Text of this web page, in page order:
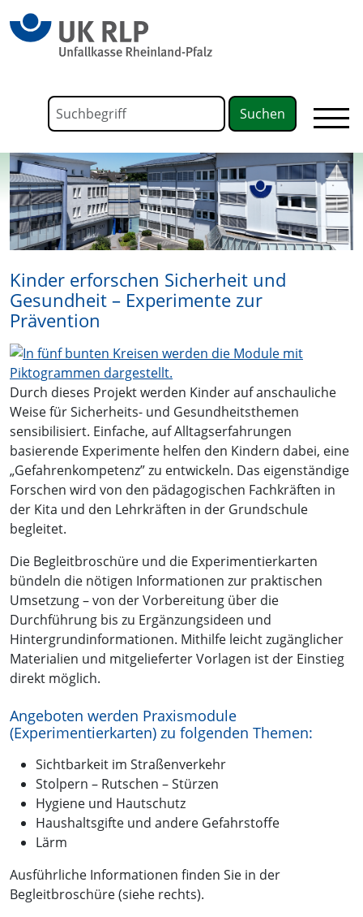
Formular für die Volltextsuche
Kinder erforschen Sicherheit und
Gesundheit – Experimente zur
Prävention
Durch dieses Projekt werden Kinder auf anschauliche
Weise für Sicherheits- und Gesundheitsthemen
sensibilisiert. Einfache, auf Alltagserfahrungen
basierende Experimente helfen den Kindern dabei, eine
„Gefahrenkompetenz” zu entwickeln. Das eigenständige
Forschen wird von den pädagogischen Fachkräften in
der Kita und den Lehrkräften in der Grundschule
begleitet.
Die Begleitbroschüre und die Experimentierkarten
bündeln die nötigen Informationen zur praktischen
Umsetzung – von der Vorbereitung über die
Durchführung bis zu Ergänzungsideen und
Hintergrundinformationen. Mithilfe leicht zugänglicher
Materialien und mitgelieferter Vorlagen ist der Einstieg
direkt möglich.
Angeboten werden Praxismodule
(Experimentierkarten) zu folgenden Themen:
Sichtbarkeit im Straßenverkehr
Stolpern – Rutschen – Stürzen
Hygiene und Hautschutz
Haushaltsgifte und andere Gefahrstoffe
Lärm
Ausführliche Informationen finden Sie in der
Begleitbroschüre (siehe rechts).